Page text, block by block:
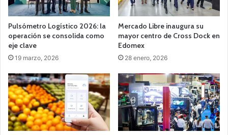
Pulsómetro Logístico 2026: la
operación se consolida como
eje clave
19 marzo, 2026
Mercado Libre inaugura su
mayor centro de Cross Dock en
Edomex
28 enero, 2026